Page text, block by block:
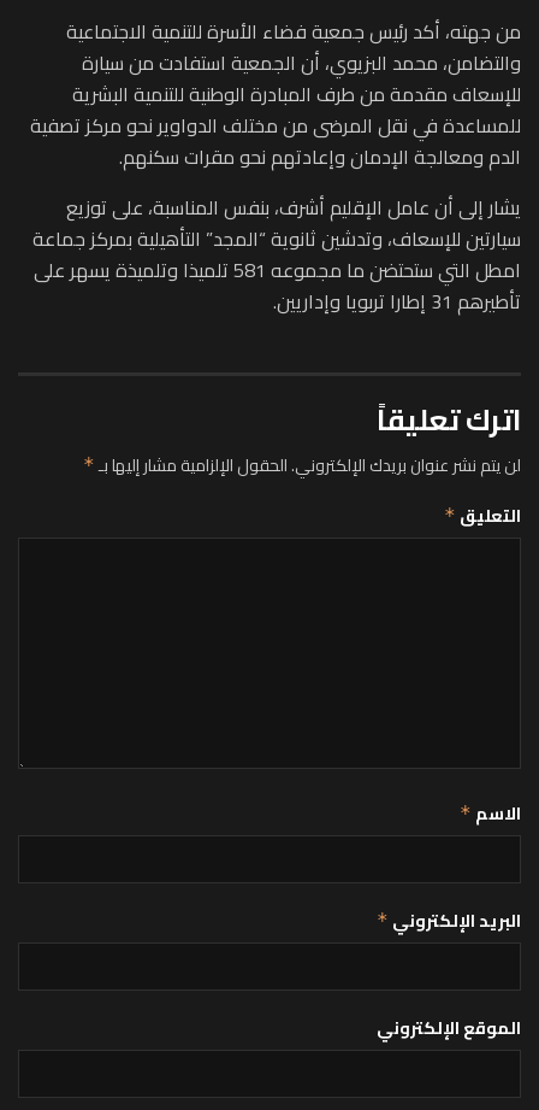
من جهته، أكد رئيس جمعية فضاء الأسرة للتنمية الاجتماعية
والتضامن، محمد البزيوي، أن الجمعية استفادت من سيارة
للإسعاف مقدمة من طرف المبادرة الوطنية للتنمية البشرية
للمساعدة في نقل المرضى من مختلف الدواوير نحو مركز تصفية
الدم ومعالجة الإدمان وإعادتهم نحو مقرات سكنهم.
يشار إلى أن عامل الإقليم أشرف، بنفس المناسبة، على توزيع
سيارتين للإسعاف، وتدشين ثانوية “المجد” التأهيلية بمركز جماعة
امطل التي ستحتضن ما مجموعه 581 تلميذا وتلميذة يسهر على
تأطيرهم 31 إطارا تربويا وإداريين.
اترك تعليقاً
لن يتم نشر عنوان بريدك الإلكتروني.الحقول الإلزامية مشار إليها بـ*
التعليق *
الاسم *
البريد الإلكتروني *
الموقع الإلكتروني